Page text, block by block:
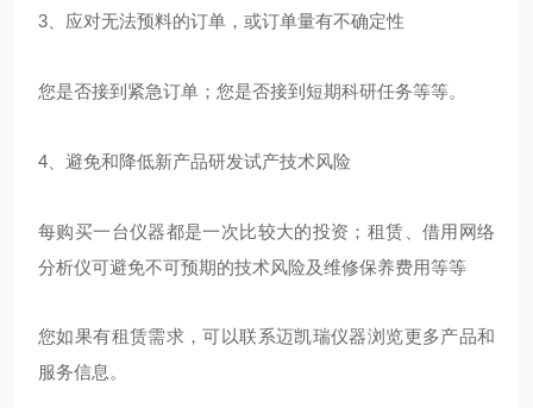
3、应对无法预料的订单，或订单量有不确定性
您是否接到紧急订单；您是否接到短期科研任务等等。
4、避免和降低新产品研发试产技术风险
每购买一台仪器都是一次比较大的投资；租赁、借用网络
分析仪可避免不可预期的技术风险及维修保养费用等等
您如果有租赁需求，可以联系迈凯瑞仪器浏览更多产品和
服务信息。